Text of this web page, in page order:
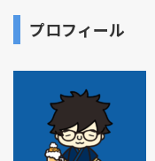
プロフィール